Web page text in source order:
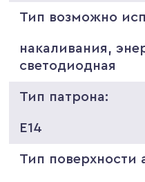
Тип возможно
накаливания,
светодиодная
Тип патрона:
E14
Тип поверхности